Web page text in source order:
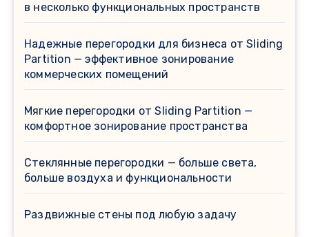
в несколько функциональных пространств
Надежные перегородки для бизнеса от Sliding
Partition — эффективное зонирование
коммерческих помещений
Мягкие перегородки от Sliding Partition —
комфортное зонирование пространства
Стеклянные перегородки — больше света,
больше воздуха и функциональности
Раздвижные стены под любую задачу